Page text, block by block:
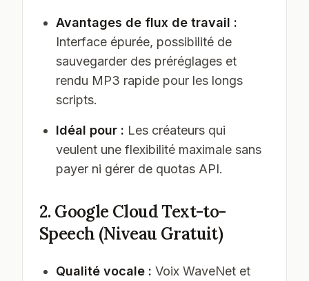
Avantages de flux de travail :
Interface épurée, possibilité de
sauvegarder des préréglages et
rendu MP3 rapide pour les longs
scripts.
Idéal pour : Les créateurs qui
veulent une flexibilité maximale sans
payer ni gérer de quotas API.
2. Google Cloud Text-to-
Speech (Niveau Gratuit)
Qualité vocale : Voix WaveNet et